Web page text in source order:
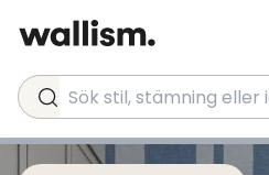
Sök stil, stämning eller idé...